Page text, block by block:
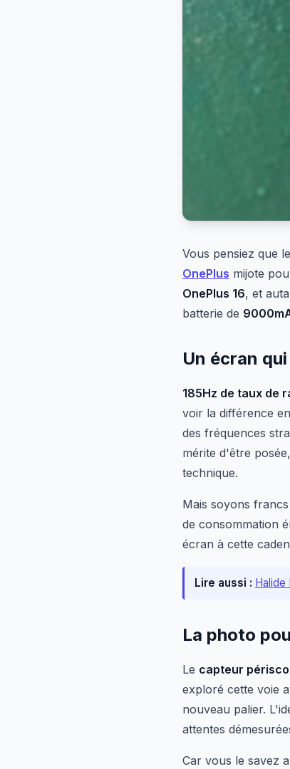
Vous pensiez que
OnePlus mijote
OnePlus 16, et
batterie de
Un écran
185Hz de taux de
voir la différence
des fréquences
mérite d'être
technique.
Mais soyons
de consommation
écran à cette
Lire aussi : Halide
La photo
Le capteur
exploré cette voie
nouveau palier.
attentes
Car vous le savez